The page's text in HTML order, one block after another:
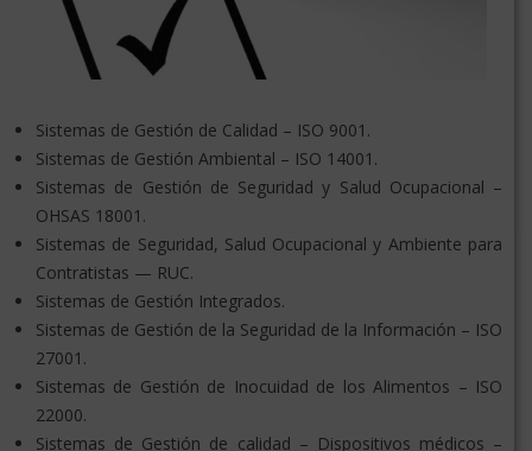
Sistemas de Gestión de Calidad – ISO 9001.
Sistemas de Gestión Ambiental – ISO 14001.
Sistemas de Gestión de Seguridad y Salud Ocupacional –
OHSAS 18001.
Sistemas de Seguridad, Salud Ocupacional y Ambiente para
Contratistas — RUC.
Sistemas de Gestión Integrados.
Sistemas de Gestión de la Seguridad de la Información – ISO
27001.
Sistemas de Gestión de Inocuidad de los Alimentos – ISO
22000.
Sistemas de Gestión de calidad – Dispositivos médicos –